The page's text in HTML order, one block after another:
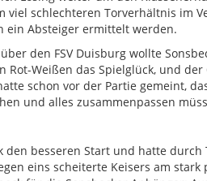
viel schlechteren Torverhältnis im
ein Absteiger ermittelt werden.
den FSV Duisburg wollte
Weißen das Spielglück, und
schon vor der Partie gemeint,
und alles zusammenpassen
den besseren Start und hatte
eins scheiterte Keisers am